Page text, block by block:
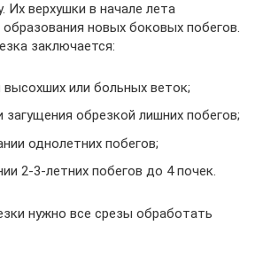
Их верхушки в начале лета
новых боковых побегов.
заключается:
высохших или больных веток;
загущения обрезкой лишних побегов;
однолетних побегов;
2-3-летних побегов до 4 почек.
нужно все срезы обработать